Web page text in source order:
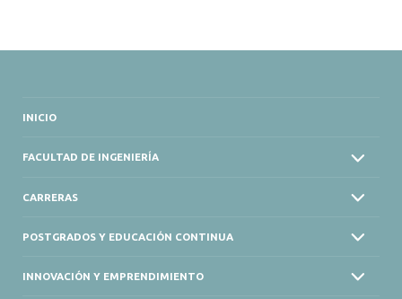
INICIO
FACULTAD DE INGENIERÍA
CARRERAS
POSTGRADOS Y EDUCACIÓN CONTINUA
INNOVACIÓN Y EMPRENDIMIENTO